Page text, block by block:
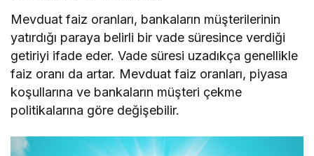
Mevduat faiz oranları, bankaların müşterilerinin
yatırdığı paraya belirli bir vade süresince verdiği
getiriyi ifade eder. Vade süresi uzadıkça genellikle
faiz oranı da artar. Mevduat faiz oranları, piyasa
koşullarına ve bankaların müşteri çekme
politikalarına göre değişebilir.